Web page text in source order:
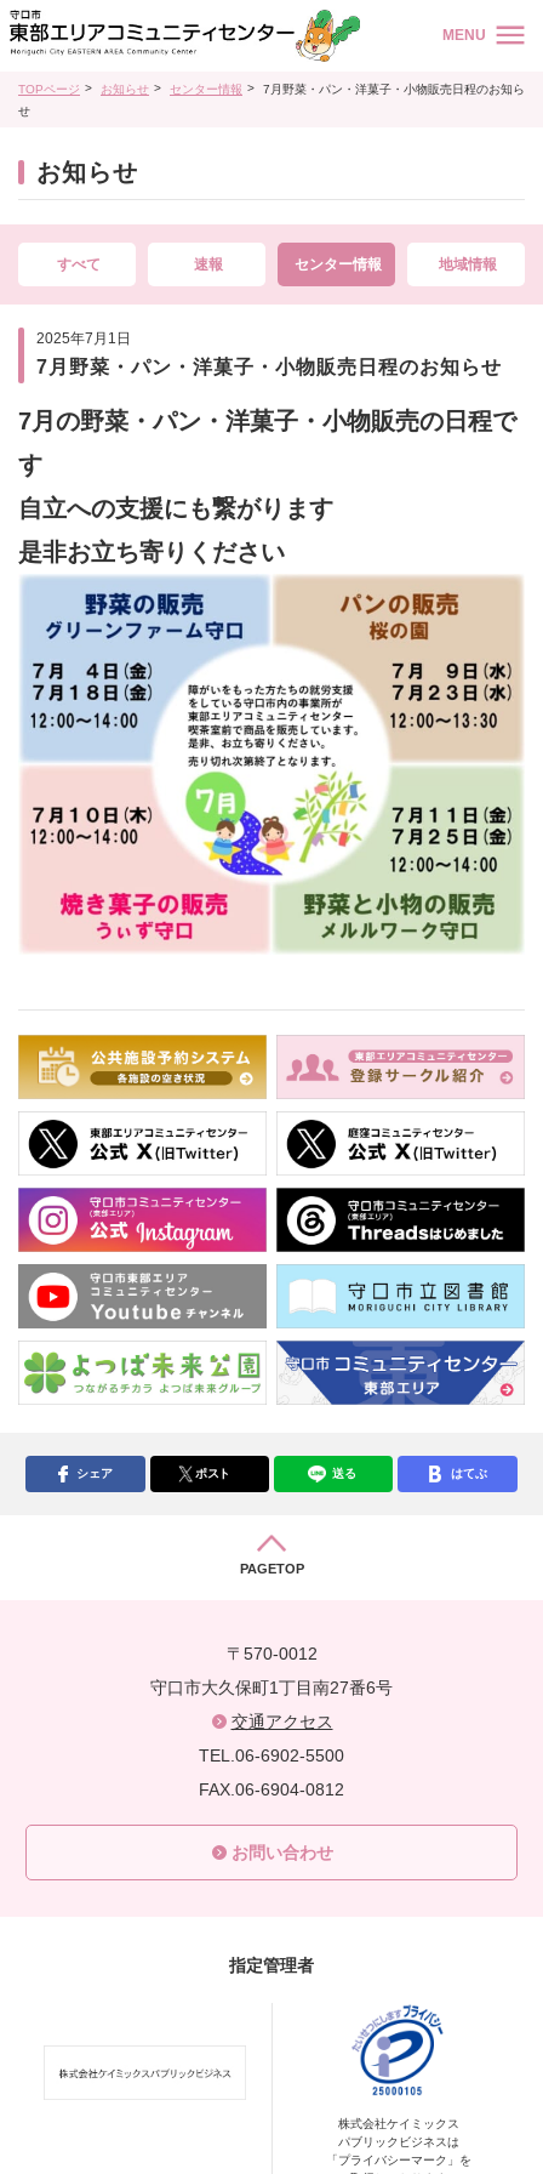
MENU
TOPページ お知らせ センター情報
7月野菜・パン・洋菓子・小物販売日程のお知ら
せ
お知らせ
すべて 速報 センター情報 地域情報
2025年7月1日
7月野菜・パン・洋菓子・小物販売日程のお知らせ
7月の野菜・パン・洋菓子・小物販売の日程で
す
自立への支援にも繋がります
是非お立ち寄りください
シェア ポスト 送る はてぶ
PAGETOP
〒570-0012
守口市大久保町1丁目南27番6号
交通アクセス
TEL.06-6902-5500
FAX.06-6904-0812
お問い合わせ
指定管理者
株式会社ケイミックス
パブリックビジネスは
「プライバシーマーク」を